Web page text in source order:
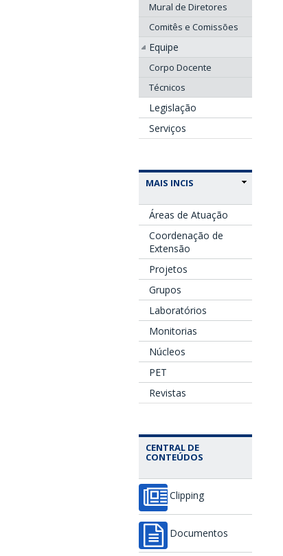
Mural de Diretores
Comitês e Comissões
Equipe
Corpo Docente
Técnicos
Legislação
Serviços
MAIS INCIS
Áreas de Atuação
Coordenação de
Extensão
Projetos
Grupos
Laboratórios
Monitorias
Núcleos
PET
Revistas
CENTRAL DE
CONTEÚDOS
Clipping
Documentos